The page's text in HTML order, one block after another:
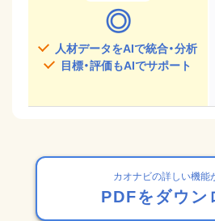
◎
人材データをAIで統合・分析
目標・評価もAIでサポート
カオナビの詳しい機能
PDFをダウン